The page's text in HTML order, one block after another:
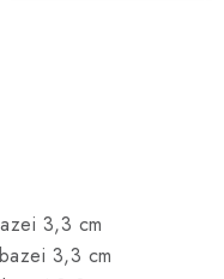
3,3 cm
3,3 cm